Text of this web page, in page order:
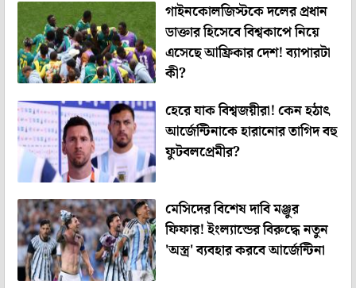
গাইনকোলজিস্টকে দলের প্রধান
ডাক্তার হিসেবে বিশ্বকাপে নিয়ে
এসেছে আফ্রিকার দেশ! ব্যাপারটা
কী?
হেরে যাক বিশ্বজয়ীরা! কেন হঠাৎ
আর্জেন্টিনাকে হারানোর তাগিদ বহু
ফুটবলপ্রেমীর?
মেসিদের বিশেষ দাবি মঞ্জুর
ফিফার! ইংল্যান্ডের বিরুদ্ধে নতুন
'অস্ত্র' ব্যবহার করবে আর্জেন্টিনা